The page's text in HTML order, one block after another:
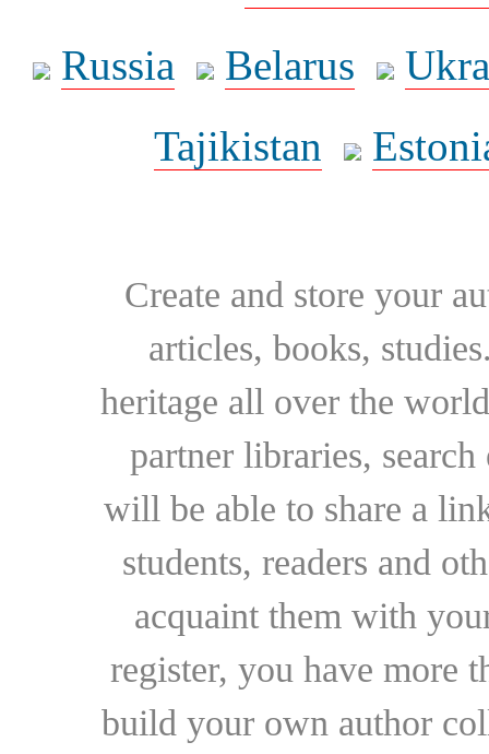
Russia
Belarus
Tajikistan
Create and store your
articles, books,
heritage all over the
partner libraries,
will be able to share a
students, readers and
acquaint them with
register, you have more
build your own author